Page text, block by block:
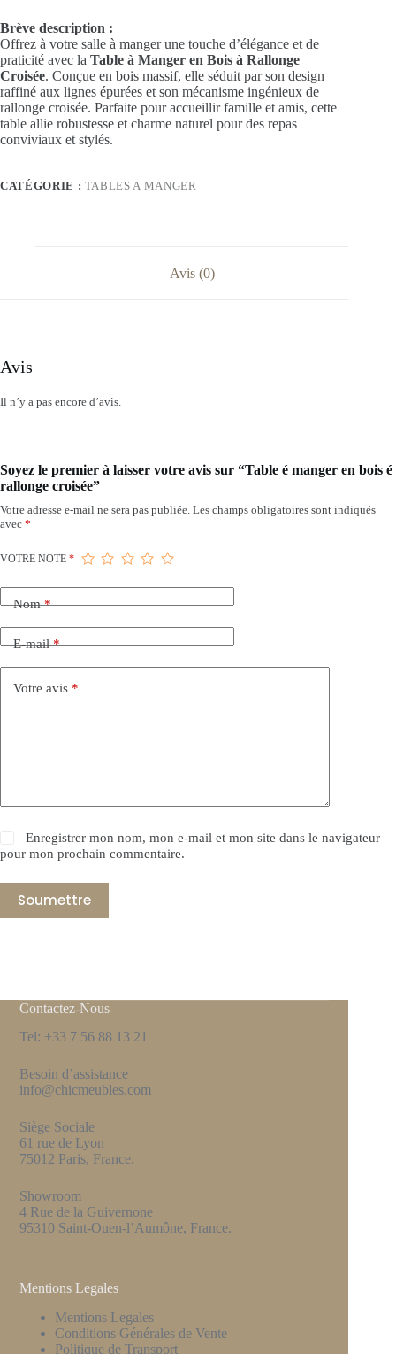
Brève description :
Offrez à votre salle à manger une touche d’élégance et de
praticité avec la Table à Manger en Bois à Rallonge
Croisée. Conçue en bois massif, elle séduit par son design
raffiné aux lignes épurées et son mécanisme ingénieux de
rallonge croisée. Parfaite pour accueillir famille et amis, cette
table allie robustesse et charme naturel pour des repas
conviviaux et stylés.
CATÉGORIE : TABLES A MANGER
Avis (0)
Avis
Il n’y a pas encore d’avis.
Soyez le premier à laisser votre avis sur “Table é manger en bois é
rallonge croisée”
Votre adresse e-mail ne sera pas publiée. Les champs obligatoires sont indiqués
avec *
VOTRE NOTE *
Nom*
E-mail*
Votre avis *
Enregistrer mon nom, mon e-mail et mon site dans le navigateur
pour mon prochain commentaire.
Soumettre
Contactez-Nous
Tel: +33 7 56 88 13 21
Besoin d’assistance
info@chicmeubles.com
Siège Sociale
61 rue de Lyon
75012 Paris, France.
Showroom
4 Rue de la Guivernone
95310 Saint-Ouen-l’Aumône, France.
Mentions Legales
Mentions Legales
Conditions Générales de Vente
Politique de Transport